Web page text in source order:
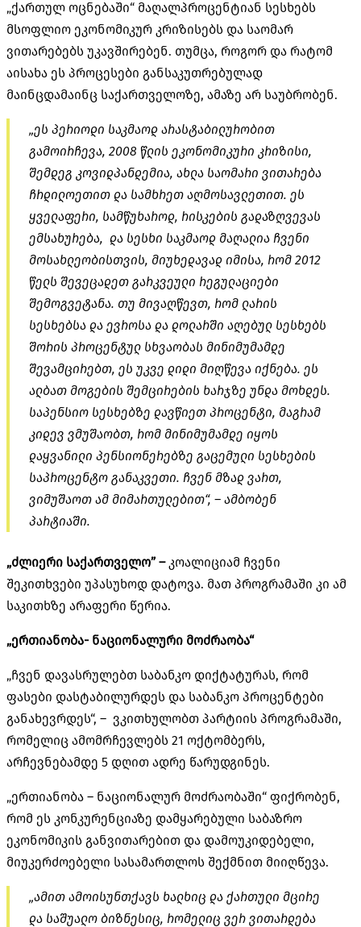
„ქართულ ოცნებაში“ მაღალპროცენტიან სესხებს
მსოფლიო ეკონომიკურ კრიზისებს და საომარ
ვითარებებს უკავშირებენ. თუმცა, როგორ და რატომ
აისახა ეს პროცესები განსაკუთრებულად
მაინცდამაინც საქართველოზე, ამაზე არ საუბრობენ.
„ეს პერიოდი საკმაოდ არასტაბილურობით
გამოირჩევა, 2008 წლის ეკონომიკური კრიზისი,
შემდეგ კოვიდპანდემია, ახლა საომარი ვითარება
ჩრდილოეთით და სამხრეთ აღმოსავლეთით. ეს
ყველაფერი, სამწუხაროდ, რისკების გადაზღვევას
ემსახურება, და სესხი საკმაოდ მაღალია ჩვენი
მოსახლეობისთვის, მიუხედავად იმისა, რომ 2012
წელს შევეცადეთ გარკვეული რეგულაციები
შემოგვეტანა. თუ მივაღწევთ, რომ ლარის
სესხებსა და ევროსა და დოლარში აღებულ სესხებს
შორის პროცენტულ სხვაობას მინიმუმამდე
შევამცირებთ, ეს უკვე დიდი მიღწევა იქნება. ეს
ალბათ მოგების შემცირების ხარჯზე უნდა მოხდეს.
საპენსიო სესხებზე დავწიეთ პროცენტი, მაგრამ
კიდევ ვმუშაობთ, რომ მინიმუმამდე იყოს
დაყვანილი პენსიონერებზე გაცემული სესხების
საპროცენტო განაკვეთი. ჩვენ მზად ვართ,
ვიმუშაოთ ამ მიმართულებით“, – ამბობენ
პარტიაში.
„ძლიერი საქართველო” – კოალიციამ ჩვენი
შეკითხვები უპასუხოდ დატოვა. მათ პროგრამაში კი ამ
საკითხზე არაფერი წერია.
„ერთიანობა- ნაციონალური მოძრაობა“
„ჩვენ დავასრულებთ საბანკო დიქტატურას, რომ
ფასები დასტაბილურდეს და საბანკო პროცენტები
განახევრდეს“, – ვკითხულობთ პარტიის პროგრამაში,
რომელიც ამომრჩევლებს 21 ოქტომბერს,
არჩევნებამდე 5 დღით ადრე წარუდგინეს.
„ერთიანობა – ნაციონალურ მოძრაობაში“ ფიქრობენ,
რომ ეს კონკურენციაზე დამყარებული საბაზრო
ეკონომიკის განვითარებით და დამოუკიდებელი,
მიუკერძოებელი სასამართლოს შექმნით მიიღწევა.
„ამით ამოისუნთქავს ხალხიც და ქართული მცირე
და საშუალო ბიზნესიც, რომელიც ვერ ვითარდება